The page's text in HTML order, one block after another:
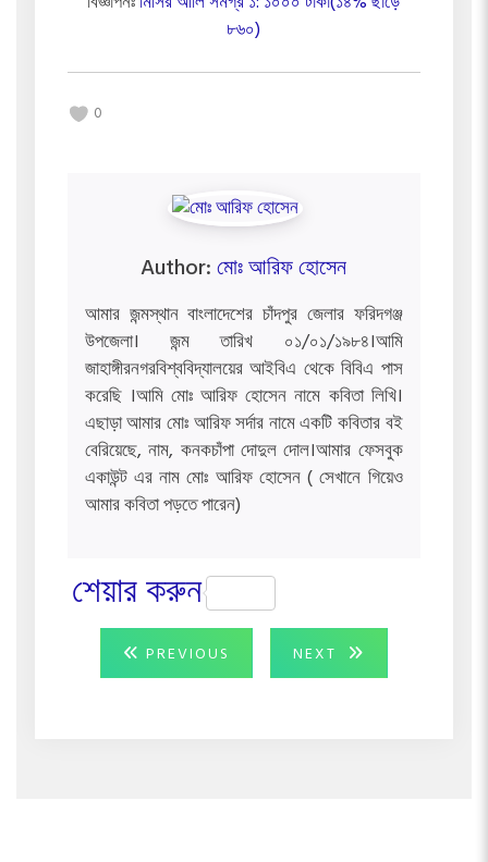
৮৬০)
0
Author:মোঃ আরিফ হোসেন
আমার জন্মস্থান বাংলাদেশের চাঁদপুর জেলার ফরিদগঞ্জ
উপজেলা। জন্ম তারিখ ০১/০১/১৯৮৪।আমি
জাহাঙ্গীরনগরবিশ্ববিদ্যালয়ের আইবিএ থেকে বিবিএ পাস
করেছি ।আমি মোঃ আরিফ হোসেন নামে কবিতা লিখি।
এছাড়া আমার মোঃ আরিফ সর্দার নামে একটি কবিতার বই
বেরিয়েছে, নাম, কনকচাঁপা দোদুল দোল।আমার ফেসবুক
একাউন্ট এর নাম মোঃ আরিফ হোসেন ( সেখানে গিয়েও
আমার কবিতা পড়তে পারেন)
শেয়ার করুন
Post
navigation
PREVIOUS PREVIOUS
POST:
NEXT
NEXT
POST: